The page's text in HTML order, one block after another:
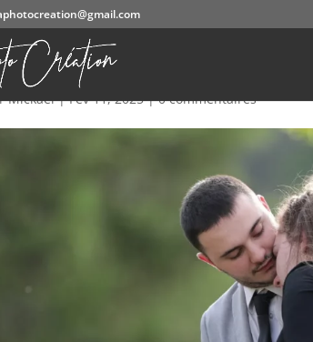
Mickael|Fév 11, 2025|0 commentaires